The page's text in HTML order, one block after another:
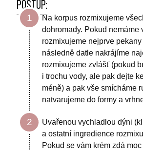
Postup:
Na korpus rozmixujeme
dohromady. Pokud nemáme
rozmixujeme nejprve
následně datle nakrájíme
rozmixujeme zvlášť (pokud
i trochu vody, ale pak dejte
méně) a pak vše smícháme
natvarujeme do formy a
Uvařenou vychladlou dýni
a ostatní ingredience
Pokud se vám krém zdá